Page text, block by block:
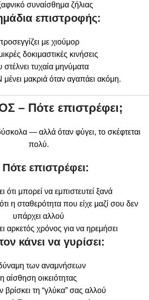
συναίσθημα ζήλιας
επιστροφής:
με χιούμορ
δοκιμαστικές κινήσεις
στέλνει τυχαία μηνύματα
μακριά όταν αγαπάει ακόμη.
– Πότε επιστρέφει;
— αλλά όταν φύγει, το σκέφτεται
πολύ.
Πότε επιστρέφει:
ότι μπορεί να εμπιστευτεί ξανά
η σταθερότητα που είχε μαζί σου δεν
υπάρχει αλλού
αρκετός χρόνος για να ηρεμήσει
κάνει να γυρίσει:
των αναμνήσεων
η αίσθηση οικειότητας
βρίσκει τη “γλύκα” σας αλλού